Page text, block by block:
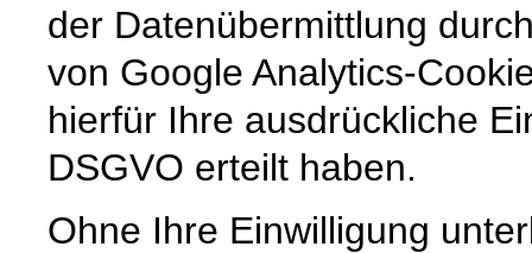
der Datenübermittlung
von Google Analytics-
hierfür Ihre ausdrückliche
DSGVO erteilt haben.
Ohne Ihre Einwilligung